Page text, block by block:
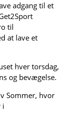
adgang til et
til
at lave et
hver torsdag,
og bevægelse.
Sommer, hvor
i